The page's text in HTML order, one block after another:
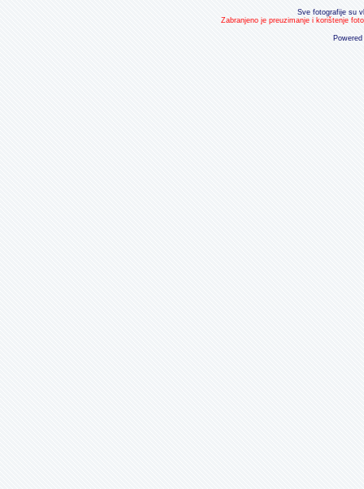
Sve fotografije su
Zabranjeno je preuzimanje i korištenje